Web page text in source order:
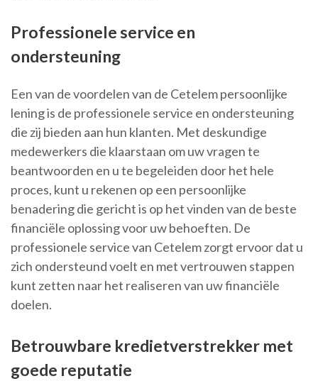
Professionele service en
ondersteuning
Een van de voordelen van de Cetelem persoonlijke
lening is de professionele service en ondersteuning
die zij bieden aan hun klanten. Met deskundige
medewerkers die klaarstaan om uw vragen te
beantwoorden en u te begeleiden door het hele
proces, kunt u rekenen op een persoonlijke
benadering die gericht is op het vinden van de beste
financiële oplossing voor uw behoeften. De
professionele service van Cetelem zorgt ervoor dat u
zich ondersteund voelt en met vertrouwen stappen
kunt zetten naar het realiseren van uw financiële
doelen.
Betrouwbare kredietverstrekker met
goede reputatie